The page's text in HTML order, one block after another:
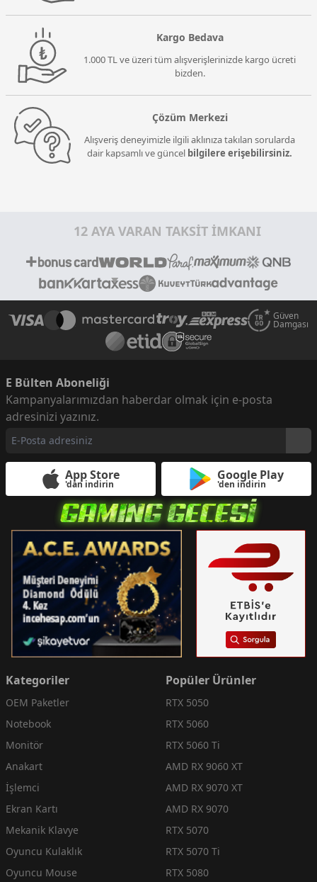
Kargo Bedava
1.000 TL ve üzeri tüm alışverişlerinizde kargo ücreti
bizden.
Çözüm Merkezi
Alışveriş deneyimizle ilgili aklınıza takılan sorularda
dair kapsamlı ve güncel bilgilere erişebilirsiniz.
12 AYA VARAN TAKSİT İMKANI
Güven
Damgası
E Bülten Aboneliği
Kampanyalarımızdan haberdar olmak için e-posta
adresinizi yazınız.
App Store
'dan indirin
Google Play
'den indirin
Kategoriler
OEM Paketler
Notebook
Monitör
Anakart
İşlemci
Ekran Kartı
Mekanik Klavye
Oyuncu Kulaklık
Oyuncu Mouse
Popüler Ürünler
RTX 5050
RTX 5060
RTX 5060 Ti
AMD RX 9060 XT
AMD RX 9070 XT
AMD RX 9070
RTX 5070
RTX 5070 Ti
RTX 5080